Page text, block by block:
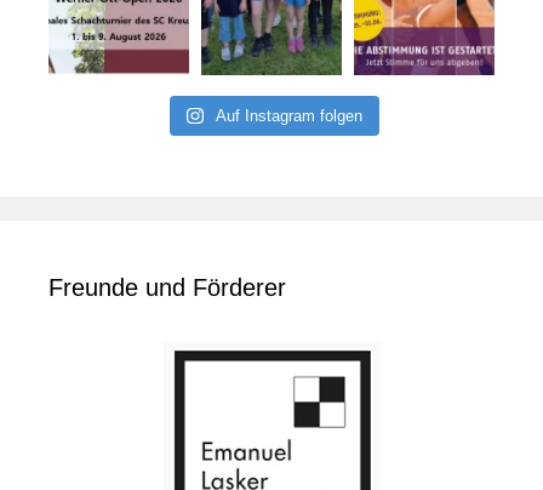
Auf Instagram folgen
Freunde und Förderer